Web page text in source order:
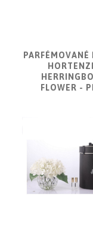
CONCORDE
KATALÓGY
VZORKOVNÍK
PARFÉMOVANÉ
FLOWER -